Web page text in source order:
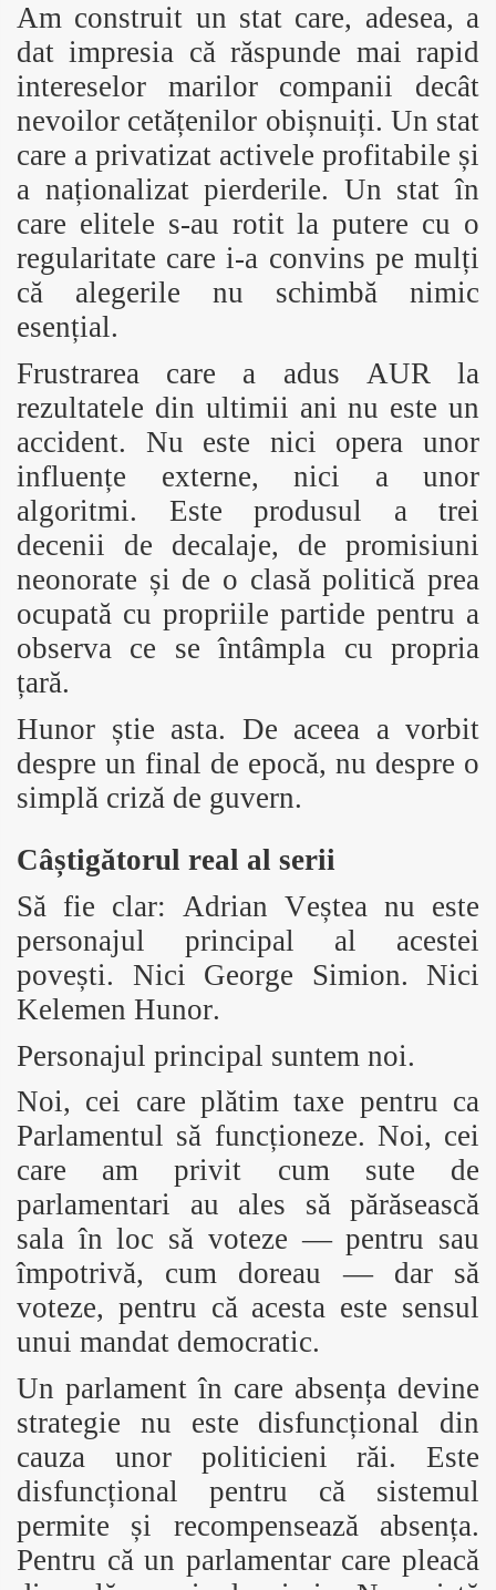
Am construit un stat care, adesea, a
dat impresia că răspunde mai rapid
intereselor marilor companii decât
nevoilor cetățenilor obișnuiți. Un stat
care a privatizat activele profitabile și
a naționalizat pierderile. Un stat în
care elitele s-au rotit la putere cu o
regularitate care i-a convins pe mulți
că alegerile nu schimbă nimic
esențial.
Frustrarea care a adus AUR la
rezultatele din ultimii ani nu este un
accident. Nu este nici opera unor
influențe externe, nici a unor
algoritmi. Este produsul a trei
decenii de decalaje, de promisiuni
neonorate și de o clasă politică prea
ocupată cu propriile partide pentru a
observa ce se întâmpla cu propria
țară.
Hunor știe asta. De aceea a vorbit
despre un final de epocă, nu despre o
simplă criză de guvern.
Câștigătorul real al serii
Să fie clar: Adrian Veștea nu este
personajul principal al acestei
povești. Nici George Simion. Nici
Kelemen Hunor.
Personajul principal suntem noi.
Noi, cei care plătim taxe pentru ca
Parlamentul să funcționeze. Noi, cei
care am privit cum sute de
parlamentari au ales să părăsească
sala în loc să voteze — pentru sau
împotrivă, cum doreau — dar să
voteze, pentru că acesta este sensul
unui mandat democratic.
Un parlament în care absența devine
strategie nu este disfuncțional din
cauza unor politicieni răi. Este
disfuncțional pentru că sistemul
permite și recompensează absența.
Pentru că un parlamentar care pleacă